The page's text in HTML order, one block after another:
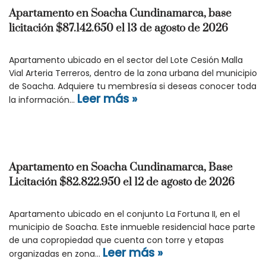
Apartamento en Soacha Cundinamarca, base
licitación $87.142.650 el 13 de agosto de 2026
Apartamento ubicado en el sector del Lote Cesión Malla
Vial Arteria Terreros, dentro de la zona urbana del municipio
de Soacha. Adquiere tu membresía si deseas conocer toda
la información… Leer más »
Apartamento en Soacha Cundinamarca, Base
Licitación $82.822.950 el 12 de agosto de 2026
Apartamento ubicado en el conjunto La Fortuna II, en el
municipio de Soacha. Este inmueble residencial hace parte
de una copropiedad que cuenta con torre y etapas
organizadas en zona… Leer más »